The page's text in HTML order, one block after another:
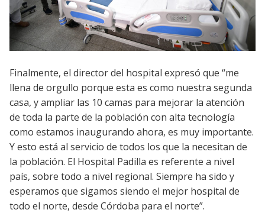
Finalmente, el director del hospital expresó que “me
llena de orgullo porque esta es como nuestra segunda
casa, y ampliar las 10 camas para mejorar la atención
de toda la parte de la población con alta tecnología
como estamos inaugurando ahora, es muy importante.
Y esto está al servicio de todos los que la necesitan de
la población. El Hospital Padilla es referente a nivel
país, sobre todo a nivel regional. Siempre ha sido y
esperamos que sigamos siendo el mejor hospital de
todo el norte, desde Córdoba para el norte”.